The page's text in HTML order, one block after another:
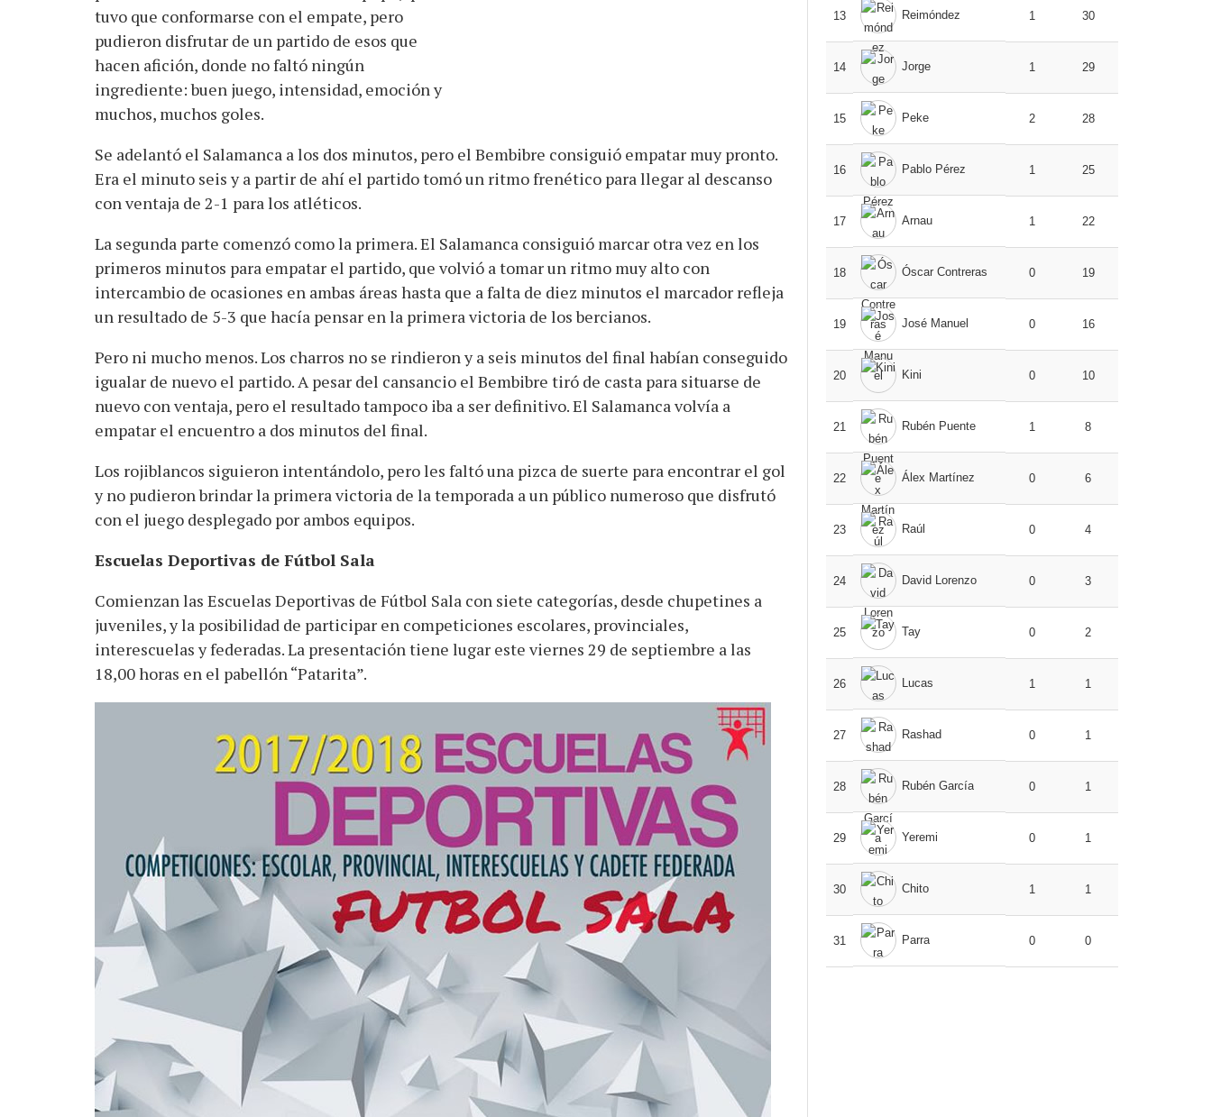
tuvo que conformarse con el empate, pero
pudieron disfrutar de un partido de esos que
hacen afición, donde no faltó ningún
ingrediente: buen juego, intensidad, emoción y
muchos, muchos goles.
Se adelantó el Salamanca a los dos minutos, pero el Bembibre consiguió empatar muy pronto.
Era el minuto seis y a partir de ahí el partido tomó un ritmo frenético para llegar al descanso
con ventaja de 2-1 para los atléticos.
La segunda parte comenzó como la primera. El Salamanca consiguió marcar otra vez en los
primeros minutos para empatar el partido, que volvió a tomar un ritmo muy alto con
intercambio de ocasiones en ambas áreas hasta que a falta de diez minutos el marcador refleja
un resultado de 5-3 que hacía pensar en la primera victoria de los bercianos.
Pero ni mucho menos. Los charros no se rindieron y a seis minutos del final habían conseguido
igualar de nuevo el partido. A pesar del cansancio el Bembibre tiró de casta para situarse de
nuevo con ventaja, pero el resultado tampoco iba a ser definitivo. El Salamanca volvía a
empatar el encuentro a dos minutos del final.
Los rojiblancos siguieron intentándolo, pero les faltó una pizca de suerte para encontrar el gol
y no pudieron brindar la primera victoria de la temporada a un público numeroso que disfrutó
con el juego desplegado por ambos equipos.
Escuelas Deportivas de Fútbol Sala
Comienzan las Escuelas Deportivas de Fútbol Sala con siete categorías, desde chupetines a
juveniles, y la posibilidad de participar en competiciones escolares, provinciales,
interescuelas y federadas. La presentación tiene lugar este viernes 29 de septiembre a las
18,00 horas en el pabellón “Patarita”.
13 Reimóndez 1 30
14 Jorge 1 29
15 Peke 2 28
16 Pablo Pérez 1 25
17 Arnau 1 22
18 Óscar Contreras 0 19
19 José Manuel 0 16
20 Kini 0 10
21 Rubén Puente 1 8
22 Álex Martínez 0 6
23 Raúl 0 4
24 David Lorenzo 0 3
25 Tay 0 2
26 Lucas 1 1
27 Rashad 0 1
28 Rubén García 0 1
29 Yeremi 0 1
30 Chito 1 1
31 Parra 0 0